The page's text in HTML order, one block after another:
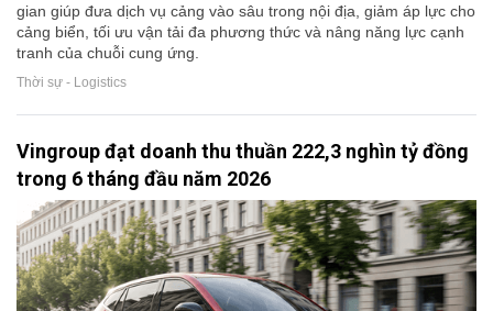
gian giúp đưa dịch vụ cảng vào sâu trong nội địa, giảm áp lực cho
cảng biển, tối ưu vận tải đa phương thức và nâng năng lực cạnh
tranh của chuỗi cung ứng.
Thời sự - Logistics
Vingroup đạt doanh thu thuần 222,3 nghìn tỷ đồng
trong 6 tháng đầu năm 2026